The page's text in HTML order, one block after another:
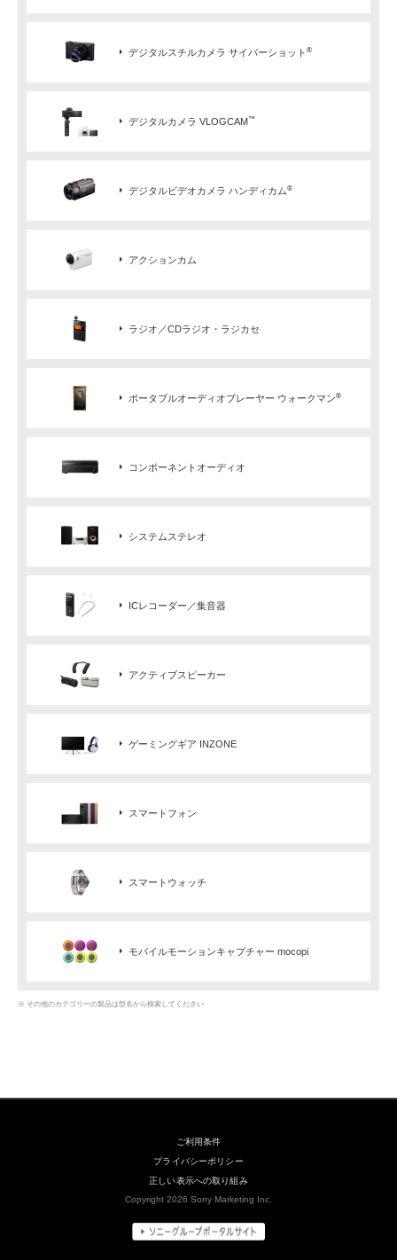
デジタルスチルカメラ サイバーショット ®
デジタルカメラ VLOGCAM™
デジタルビデオカメラ ハンディカム®
アクションカム
ラジオ／CDラジオ・ラジカセ
ポータブルオーディオプレーヤー ウォークマン®
コンポーネントオーディオ
システムステレオ
ICレコーダー／集音器
アクティブスピーカー
ゲーミングギア INZONE
スマートフォン
スマートウォッチ
モバイルモーションキャプチャー mocopi
※ その他のカテゴリーの製品は型名から検索してください
ご利用条件
プライバシーポリシー
正しい表示への取り組み
Copyright 2026 Sony Marketing Inc.